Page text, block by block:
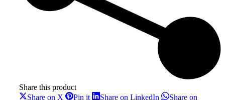
Share this product
Share on X SharePin itShareShare on LinkedIn ShareShare on